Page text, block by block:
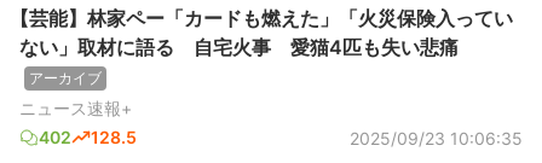
【芸能】林家ペー「カードも燃えた」「火災保険入ってい
ない」取材に語る 自宅火事 愛猫4匹も失い悲痛
アーカイブ
ニュース速報+
402
128.5 2025/09/23 10:06:35